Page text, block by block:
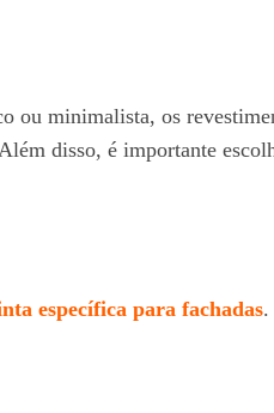
minimalista, os
disso, é importante
específica para fachadas.